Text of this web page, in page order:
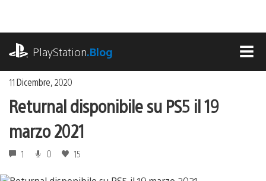
contenuto
PlayStation.Blog
11 Dicembre, 2020
Returnal disponibile su PS5 il 19
marzo 2021
1 0 15